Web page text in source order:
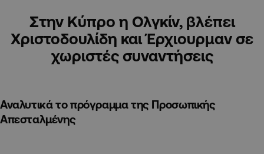
Στην Κύπρο η Ολγκίν, βλέπει
Χριστοδουλίδη και Έρχιουρμαν σε
χωριστές συναντήσεις
Αναλυτικά το πρόγραμμα της Προσωπικής
Απεσταλμένης